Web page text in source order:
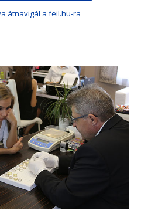
átnavigál a feil.hu-ra